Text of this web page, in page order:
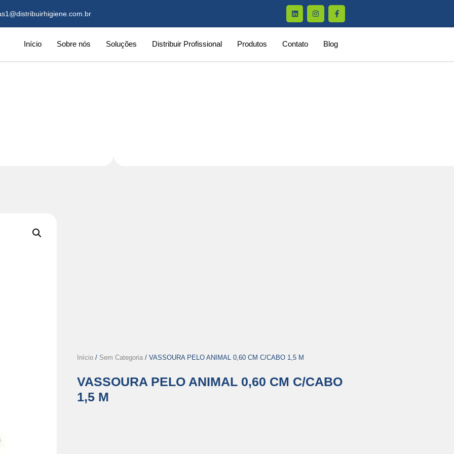
Início Sobre nós Soluções Distribuir Profissional Produtos Contato Blog
Início / Sem Categoria / VASSOURA PELO ANIMAL 0,60 CM C/CABO 1,5 M
VASSOURA PELO ANIMAL 0,60 CM C/CABO
1,5 M